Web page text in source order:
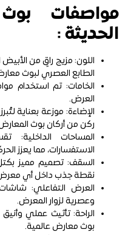
مواصفات
الحديثة :
اللون: مزيج راقٍ من الأبيض
الطابع العصري لبوث
الخامات: تم استخدام
العرض.
الإضاءة: موزعة بعناية
ركن من أركان بوث
المساحات الداخلية:
الاستفسارات، مما يعزز
السقف: تصميم مميز
نقطة جذب داخل أي
العرض التفاعلي:
وعصرية لزوار المعرض.
الراحة: تأثيث عملي
بوث معارض عالمية.